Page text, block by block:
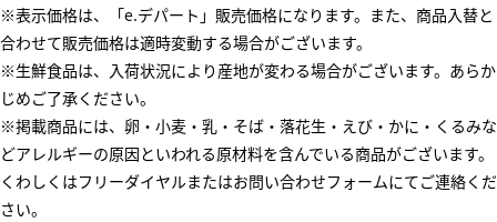
※表示価格は、「e.デパート」販売価格になります。また、商品入替と
合わせて販売価格は適時変動する場合がございます。
※生鮮食品は、入荷状況により産地が変わる場合がございます。あらか
じめご了承ください。
※掲載商品には、卵・小麦・乳・そば・落花生・えび・かに・くるみな
どアレルギーの原因といわれる原材料を含んでいる商品がございます。
くわしくはフリーダイヤルまたはお問い合わせフォームにてご連絡くだ
さい。